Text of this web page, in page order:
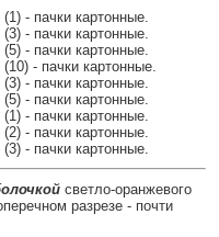
- пачки картонные.
- пачки картонные.
- пачки картонные.
- пачки картонные.
- пачки картонные.
- пачки картонные.
- пачки картонные.
- пачки картонные.
- пачки картонные.
светло-оранжевого
разрезе - почти